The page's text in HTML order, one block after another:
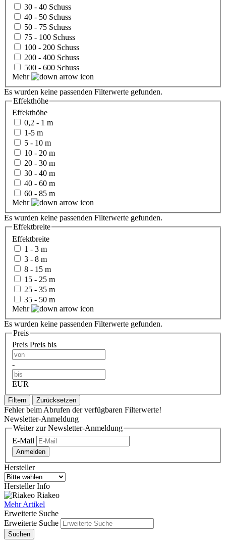
30 - 40 Schuss
40 - 50 Schuss
50 - 75 Schuss
75 - 100 Schuss
100 - 200 Schuss
200 - 400 Schuss
500 - 600 Schuss
Mehr
Es wurden keine passenden Filterwerte gefunden.
Effekthöhe
Effekthöhe
0,2 - 1 m
1-5 m
5 - 10 m
10 - 20 m
20 - 30 m
30 - 40 m
40 - 60 m
60 - 85 m
Mehr
Es wurden keine passenden Filterwerte gefunden.
Effektbreite
Effektbreite
1 - 3 m
3 - 8 m
8 - 15 m
15 - 25 m
25 - 35 m
35 - 50 m
Mehr
Es wurden keine passenden Filterwerte gefunden.
Preis
Preis Preis bis
-
EUR
Filtern Zurücksetzen
Fehler beim Abrufen der verfügbaren Filterwerte!
Newsletter-Anmeldung
Weiter zur Newsletter-Anmeldung
E-Mail
Anmelden
Hersteller
Hersteller Info
Riakeo
Mehr Artikel
Erweiterte Suche
Erweiterte Suche
Suchen